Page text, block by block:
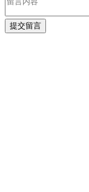
提交留言